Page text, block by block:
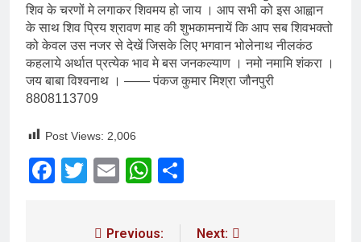
शिव के चरणों मे लगाकर शिवमय हो जाय । आप सभी को इस आह्वान
के साथ शिव प्रिय श्रावण माह की शुभकामनायें कि आप सब शिवभक्तो
को केवल उस नजर से देखें जिसके लिए भगवान भोलेनाथ नीलकंठ
कहलाये अर्थात प्रत्येक भाव मे बस जनकल्याण । नमो नमामि शंकरा ।
जय बाबा विश्वनाथ । —— पंकज कुमार मिश्रा जौनपुरी
8808113709
Post Views: 2,006
Facebook
Twitter
EmailWhatsApp
Previous:
Next: